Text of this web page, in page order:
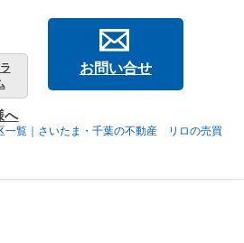
一覧｜さいたま・千葉の不動産 リロの売買
へ
お問い合せ